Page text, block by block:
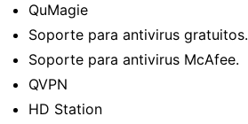
QuMagie
Soporte para antivirus gratuitos.
Soporte para antivirus McAfee.
QVPN
HD Station